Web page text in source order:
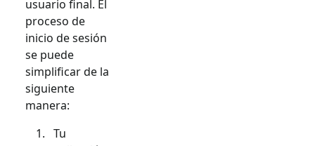
usuario final. El
proceso de
inicio de sesión
se puede
simplificar de la
siguiente
manera:
Tu